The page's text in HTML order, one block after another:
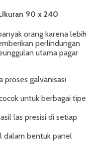
90 x 240
orang karena lebih
perlindungan
utama pagar
proses galvanisasi
untuk berbagai tipe
las presisi di setiap
dalam bentuk panel